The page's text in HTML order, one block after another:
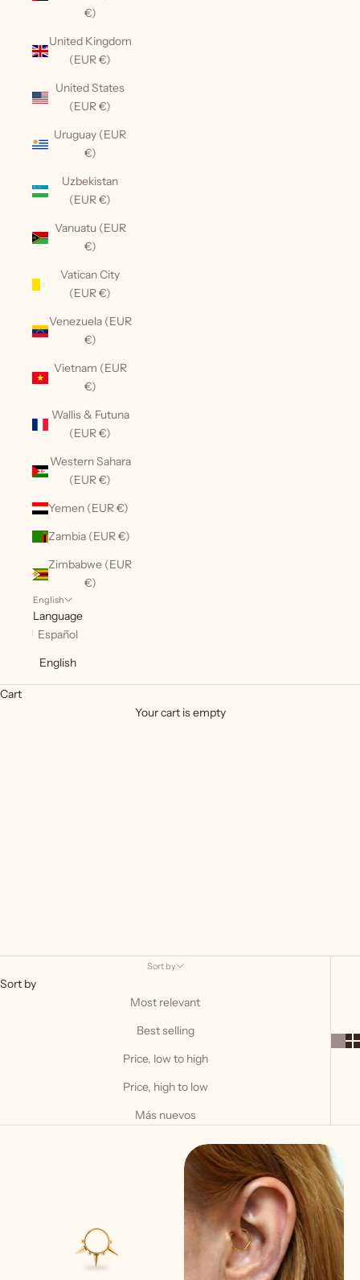
€)
United Kingdom
(EUR €)
United States
(EUR €)
Uruguay (EUR
€)
Uzbekistan
(EUR €)
Vanuatu (EUR
€)
Vatican City
(EUR €)
Venezuela (EUR
€)
Vietnam (EUR
€)
Wallis & Futuna
(EUR €)
Western Sahara
(EUR €)
Yemen (EUR €)
Zambia (EUR €)
Zimbabwe (EUR
€)
English
Language
Español
English
Cart
Your cart is empty
Rebel
Sort by
Sort by
Most relevant
Best selling
Price, low to high
Price, high to low
Más nuevos